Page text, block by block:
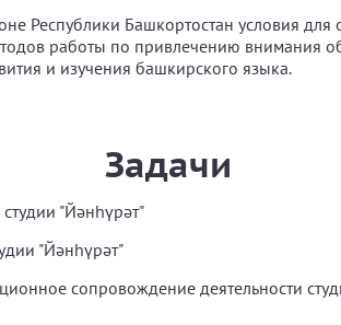
Республики Башкортостан условия для
работы по привлечению внимания
и изучения башкирского языка.
Задачи
"Йәнһүрәт"
"Йәнһүрәт"
сопровождение деятельности